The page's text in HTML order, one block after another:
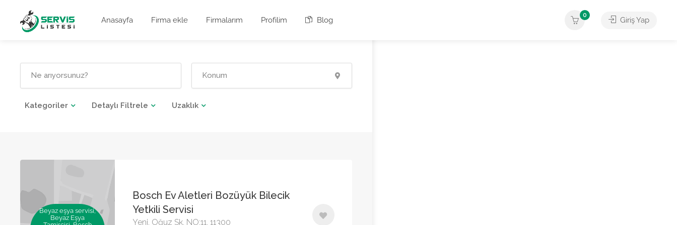
Anasayfa Firma ekle Firmalarım Profilim Blog
0
Giriş Yap
Kategoriler Detaylı Filtrele Uzaklık
Beyaz eşya servisi,
Beyaz Eşya
Bosch Ev Aletleri Bozüyük Bilecik
Yetkili Servisi
Yeni, Oğuz Sk. NO:11, 11300